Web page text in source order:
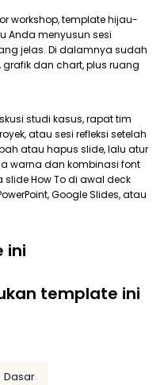
workshop, template hijau-
Anda menyusun sesi
jelas. Di dalamnya sudah
dan chart, plus ruang
studi kasus, rapat tim
atau sesi refleksi setelah
atau hapus slide, lalu atur
warna dan kombinasi font
How To di awal deck
Google Slides, atau
ini
template ini
Dasar